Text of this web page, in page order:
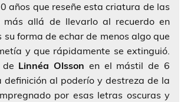
años que reseñe esta criatura de las
más allá de llevarlo al recuerdo en
su forma de echar de menos algo que
y que rápidamente se extinguió.
Linnéa Olsson en el mástil de 6
definición al poderío y destreza de la
por esas letras oscuras y